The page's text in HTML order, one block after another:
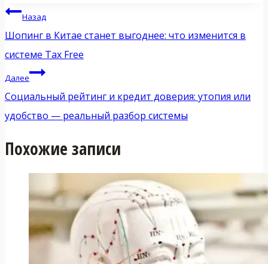
Навигация
по
записям
Назад
Шопинг в Китае станет выгоднее: что изменится в
системе Tax Free
Далее
Социальный рейтинг и кредит доверия: утопия или
удобство — реальный разбор системы
Похожие записи